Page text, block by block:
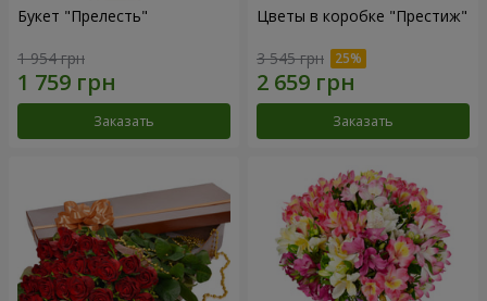
Букет "Прелесть"
1 954 грн
Заказать
Цветы в коробке "Престиж"
3 545 грн
Заказать